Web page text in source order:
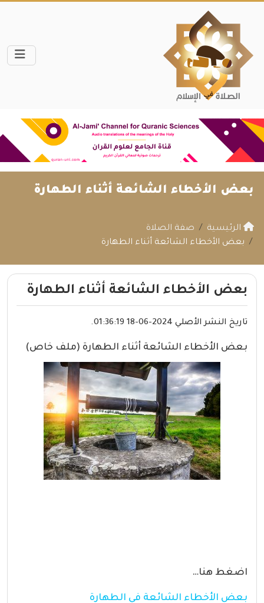
بعض الأخطاء الشائعة أثناء الطهارة
الرئيسية
صفة الصلاة
بعض الأخطاء الشائعة أثناء الطهارة
بعض الأخطاء الشائعة أثناء الطهارة
تاريخ النشر الأصلي 2024-06-18 01:36:19.
بعض الأخطاء الشائعة أثناء الطهارة (ملف خاص)
اضغط هنا…
بعض الأخطاء الشائعة في الطهارة